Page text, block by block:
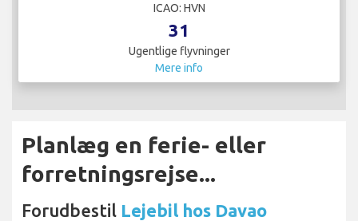
ICAO: HVN
31
Ugentlige flyvninger
Mere info
Planlæg en ferie- eller
forretningsrejse...
Forudbestil Lejebil hos Davao